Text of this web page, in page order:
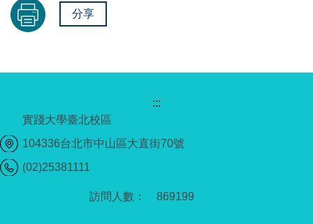
分享
869199
:::
實踐大學臺北校區
104336台北市中山區大直街70號
(02)25381111